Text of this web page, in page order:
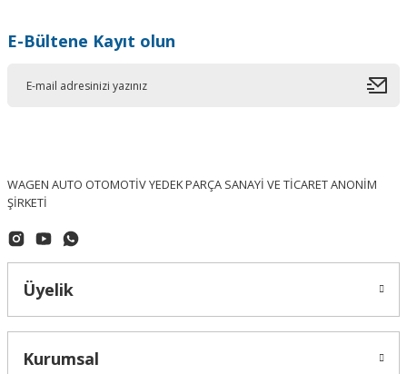
E-Bültene Kayıt olun
WAGEN AUTO OTOMOTİV YEDEK PARÇA SANAYİ VE TİCARET ANONİM
ŞİRKETİ
Üyelik
Kurumsal